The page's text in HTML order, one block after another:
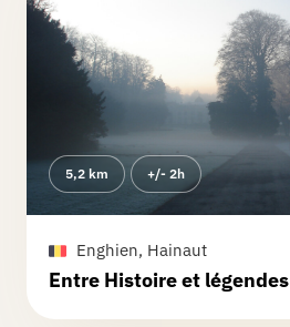
5,2 km +/- 2h
Enghien, Hainaut
Entre Histoire et légendes